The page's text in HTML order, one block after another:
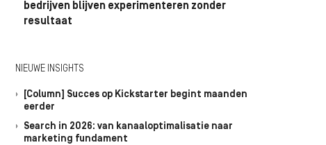
bedrijven blijven experimenteren zonder
resultaat
NIEUWE INSIGHTS
[Column] Succes op Kickstarter begint maanden
eerder
Search in 2026: van kanaaloptimalisatie naar
marketing fundament